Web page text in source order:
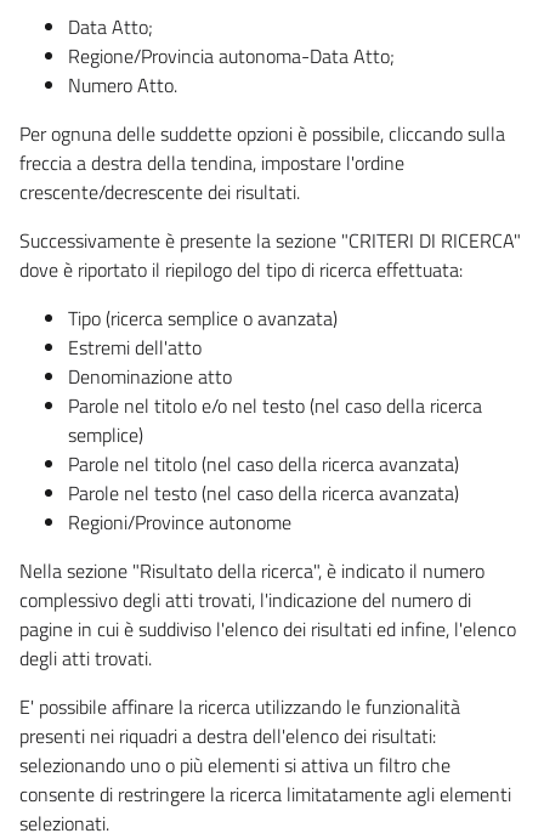
Data Atto;
Regione/Provincia autonoma-Data Atto;
Numero Atto.
Per ognuna delle suddette opzioni è possibile, cliccando sulla
freccia a destra della tendina, impostare l'ordine
crescente/decrescente dei risultati.
Successivamente è presente la sezione "CRITERI DI RICERCA"
dove è riportato il riepilogo del tipo di ricerca effettuata:
Tipo (ricerca semplice o avanzata)
Estremi dell'atto
Denominazione atto
Parole nel titolo e/o nel testo (nel caso della ricerca
semplice)
Parole nel titolo (nel caso della ricerca avanzata)
Parole nel testo (nel caso della ricerca avanzata)
Regioni/Province autonome
Nella sezione "Risultato della ricerca", è indicato il numero
complessivo degli atti trovati, l'indicazione del numero di
pagine in cui è suddiviso l'elenco dei risultati ed infine, l'elenco
degli atti trovati.
E' possibile affinare la ricerca utilizzando le funzionalità
presenti nei riquadri a destra dell'elenco dei risultati:
selezionando uno o più elementi si attiva un filtro che
consente di restringere la ricerca limitatamente agli elementi
selezionati.